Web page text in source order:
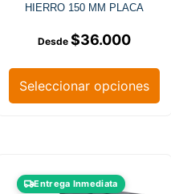
HIERRO 150 MM PLACA
$36.000
Seleccionar opciones
Entrega Inmediata